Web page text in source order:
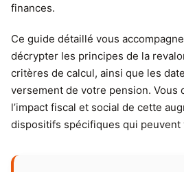
finances.
Ce guide détaillé vous
décrypter les principes de la
critères de calcul, ainsi que les
versement de votre pension. Vous
l’impact fiscal et social de cette
dispositifs spécifiques qui peuvent